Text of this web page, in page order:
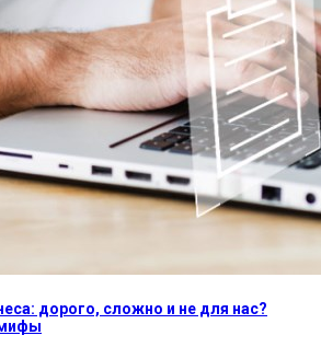
дорого, сложно и не для нас?